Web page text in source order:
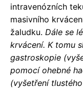
intravenózních
masivního
žaludku. Dále se
krvácení. K tomu
gastroskopie
pomocí ohebné
(vyšetření